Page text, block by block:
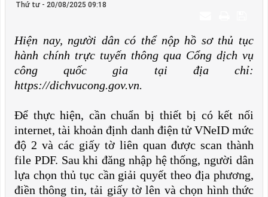
Thứ tư - 20/08/2025 09:18
Hiện nay, người dân có thể nộp hồ sơ thủ tục
hành chính trực tuyến thông qua Cổng dịch vụ
công quốc gia tại địa chỉ:
https://dichvucong.gov.vn.
Để thực hiện, cần chuẩn bị thiết bị có kết nối
internet, tài khoản định danh điện tử VNeID mức
độ 2 và các giấy tờ liên quan được scan thành
file PDF. Sau khi đăng nhập hệ thống, người dân
lựa chọn thủ tục cần giải quyết theo địa phương,
điền thông tin, tải giấy tờ lên và chọn hình thức